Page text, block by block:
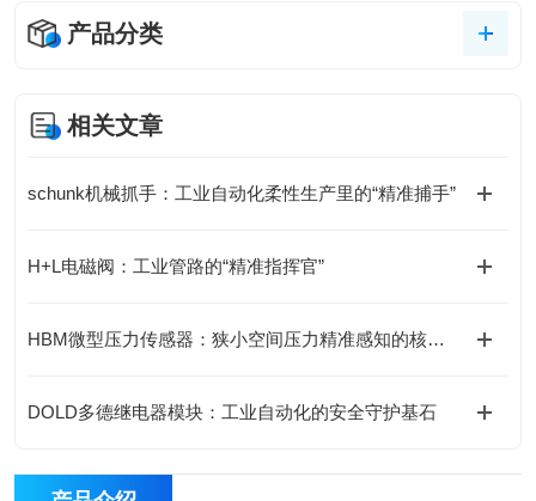
产品分类
相关文章
schunk机械抓手：工业自动化柔性生产里的“精准捕手”
H+L电磁阀：工业管路的“精准指挥官”
HBM微型压力传感器：狭小空间压力精准感知的核心支撑
DOLD多德继电器模块：工业自动化的安全守护基石